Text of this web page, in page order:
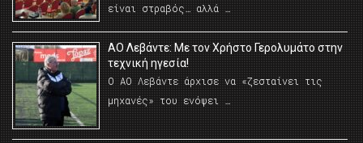
είναι στραβός… αλλά …
ΑΟ Λεβάντε: Με τον Χρήστο Γερολυμάτο στην
τεχνική ηγεσία!
Ο ΑΟ Λεβάντε άρχισε να «ζεσταίνει τις
μηχανές» του ενόψει …